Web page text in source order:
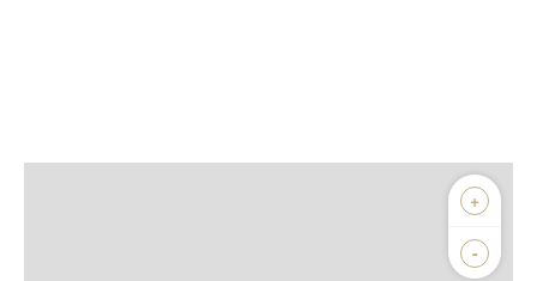
+
-
Biens vendus